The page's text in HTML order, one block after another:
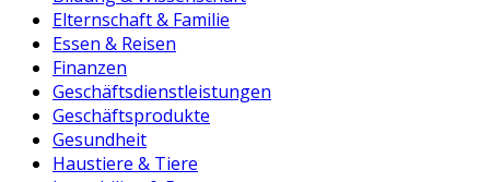
Elternschaft & Familie
Essen & Reisen
Finanzen
Geschäftsdienstleistungen
Geschäftsprodukte
Gesundheit
Haustiere & Tiere